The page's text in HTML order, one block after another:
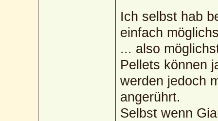
Ich selbst hab
einfach
... also
Pellets können
werden jedoch
angerührt.
Selbst wenn